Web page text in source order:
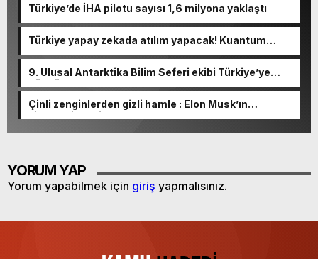
Türkiye’de İHA pilotu sayısı 1,6 milyona yaklaştı
Türkiye yapay zekada atılım yapacak! Kuantum
bilgisayar entegre edilecek…
9. Ulusal Antarktika Bilim Seferi ekibi Türkiye’ye
döndü
Çinli zenginlerden gizli hamle : Elon Musk’ın
şirketlerine milyonlarca dolar akıyor!
YORUM YAP
Yorum yapabilmek için giriş yapmalısınız.